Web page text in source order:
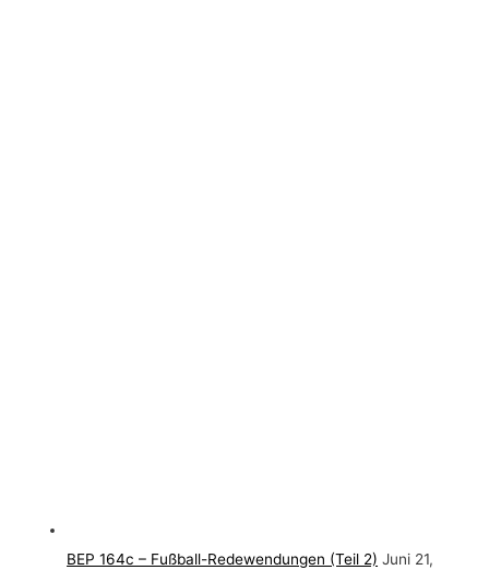
BEP 164c – Fußball-Redewendungen (Teil 2) Juni 21,